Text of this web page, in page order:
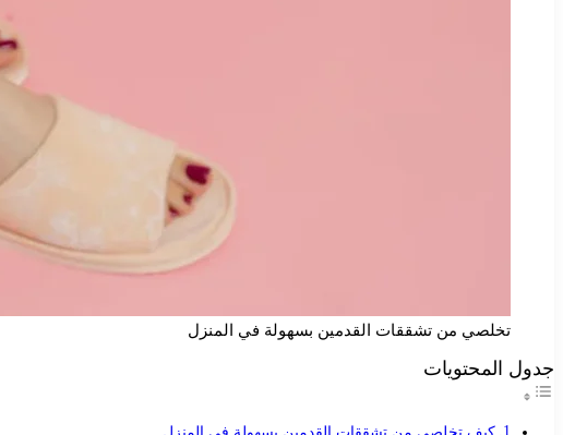
تخلصي من تشققات القدمين بسهولة في المنزل
جدول المحتويات